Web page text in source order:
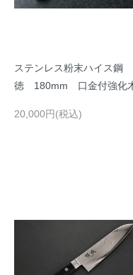
ステンレス粉末ハイス鋼
徳 180mm 口金付強化
20,000円(税込)